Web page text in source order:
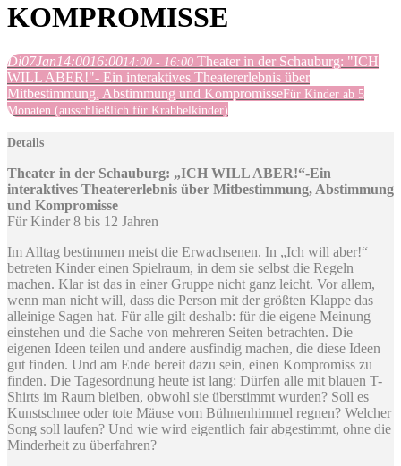
KOMPROMISSE
Di07Jan14:0016:0014:00 - 16:00 Theater in der Schauburg: "ICH
WILL ABER!"- Ein interaktives Theatererlebnis über
Mitbestimmung, Abstimmung und KompromisseFür Kinder ab 5
Monaten (ausschließlich für Krabbelkinder)
Details
Theater in der Schauburg: „ICH WILL ABER!“-Ein
interaktives Theatererlebnis über Mitbestimmung, Abstimmung
und Kompromisse
Für Kinder 8 bis 12 Jahren
Im Alltag bestimmen meist die Erwachsenen. In „Ich will aber!“
betreten Kinder einen Spielraum, in dem sie selbst die Regeln
machen. Klar ist das in einer Gruppe nicht ganz leicht. Vor allem,
wenn man nicht will, dass die Person mit der größten Klappe das
alleinige Sagen hat. Für alle gilt deshalb: für die eigene Meinung
einstehen und die Sache von mehreren Seiten betrachten. Die
eigenen Ideen teilen und andere ausfindig machen, die diese Ideen
gut finden. Und am Ende bereit dazu sein, einen Kompromiss zu
finden. Die Tagesordnung heute ist lang: Dürfen alle mit blauen T-
Shirts im Raum bleiben, obwohl sie überstimmt wurden? Soll es
Kunstschnee oder tote Mäuse vom Bühnenhimmel regnen? Welcher
Song soll laufen? Und wie wird eigentlich fair abgestimmt, ohne die
Minderheit zu überfahren?